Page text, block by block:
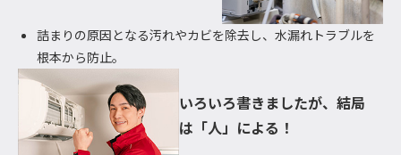
詰まりの原因となる汚れやカビを除去し、水漏れトラブルを
根本から防止。
いろいろ書きましたが、結局
は「人」による！